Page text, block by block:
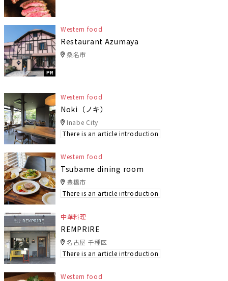
PR
Western food
Restaurant Azumaya
桑名市
Western food
Noki（ノキ）
Inabe City
There is an article introduction
Western food
Tsubame dining room
豊橋市
There is an article introduction
中華料理
REMPRIRE
名古屋 千種区
There is an article introduction
Western food